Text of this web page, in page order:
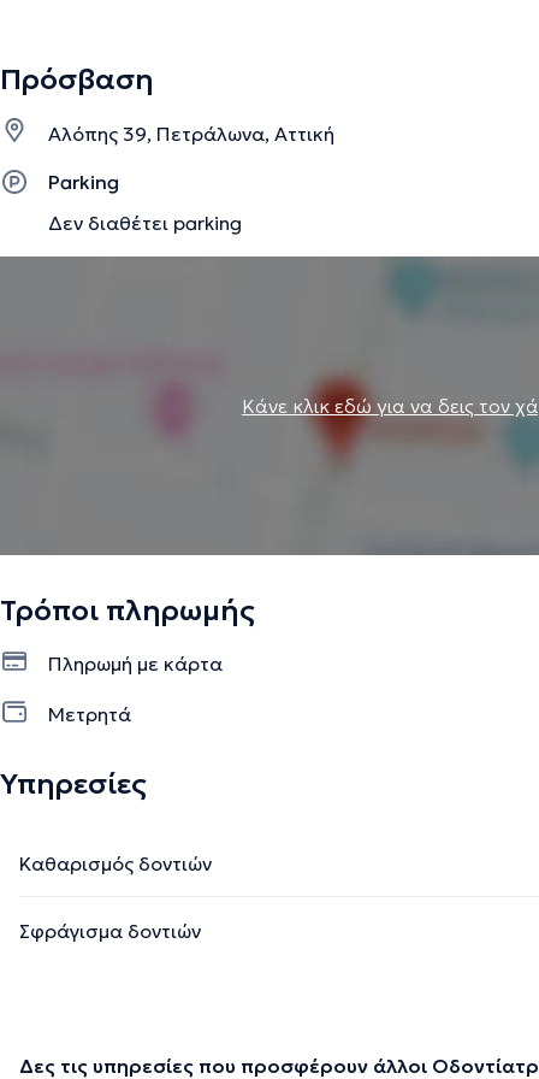
Πρόσβαση
Αλόπης 39, Πετράλωνα, Αττική
Parking
Δεν διαθέτει parking
Κάνε κλικ εδώ για να δεις τον
Τρόποι πληρωμής
Πληρωμή με κάρτα
Μετρητά
Υπηρεσίες
Καθαρισμός δοντιών
Σφράγισμα δοντιών
Δες τις υπηρεσίες που προσφέρουν άλλοι